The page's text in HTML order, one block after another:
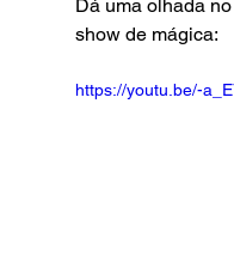
Dá uma olhada
show de mágica:
https://youtu.be/-